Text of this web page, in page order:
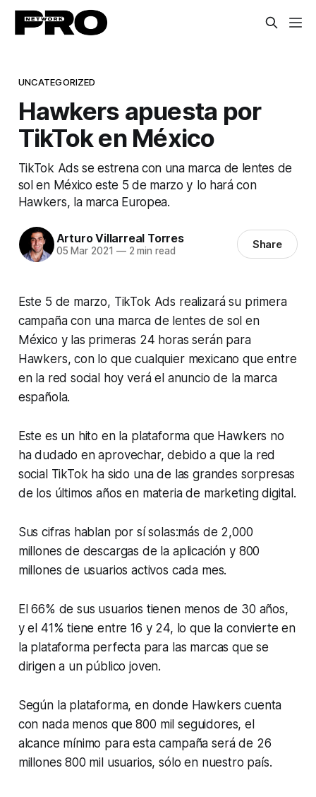
UNCATEGORIZED
Hawkers apuesta por
TikTok en México
TikTok Ads se estrena con una marca de lentes de
sol en México este 5 de marzo y lo hará con
Hawkers, la marca Europea.
Arturo Villarreal Torres
05 Mar 2021 —2 min read Share
Este 5 de marzo, TikTok Ads realizará su primera
campaña con una marca de lentes de sol en
México y las primeras 24 horas serán para
Hawkers, con lo que cualquier mexicano que entre
en la red social hoy verá el anuncio de la marca
española.
Este es un hito en la plataforma que Hawkers no
ha dudado en aprovechar, debido a que la red
social TikTok ha sido una de las grandes sorpresas
de los últimos años en materia de marketing digital.
Sus cifras hablan por sí solas:más de 2,000
millones de descargas de la aplicación y 800
millones de usuarios activos cada mes.
El 66% de sus usuarios tienen menos de 30 años,
y el 41% tiene entre 16 y 24, lo que la convierte en
la plataforma perfecta para las marcas que se
dirigen a un público joven.
Según la plataforma, en donde Hawkers cuenta
con nada menos que 800 mil seguidores, el
alcance mínimo para esta campaña será de 26
millones 800 mil usuarios, sólo en nuestro país.